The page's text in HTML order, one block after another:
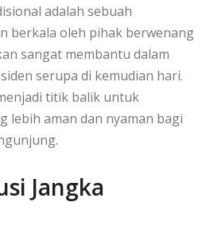
adalah sebuah
berkala oleh pihak berwenang
sangat membantu dalam
serupa di kemudian hari.
titik balik untuk
lebih aman dan nyaman bagi
Jangka